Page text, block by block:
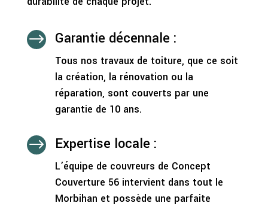
$ Garantie décennale :
Tous nos travaux de toiture, que ce soit
la création, la rénovation ou la
réparation, sont couverts par une
garantie de 10 ans.
$ Expertise locale :
L’équipe de couvreurs de Concept
Couverture 56 intervient dans tout le
Morbihan et possède une parfaite